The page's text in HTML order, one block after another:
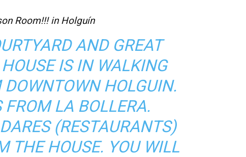
Room!!! in Holguín
AND GREAT
IS IN WALKING
HOLGUIN.
FROM LA BOLLERA.
(RESTAURANTS)
THE HOUSE. YOU WILL